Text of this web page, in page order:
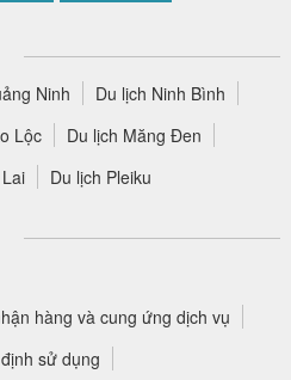
Ninh
Du lịch Ninh Bình
Lộc
Du lịch Măng Đen
Du lịch Pleiku
hàng và cung ứng dịch vụ
sử dụng